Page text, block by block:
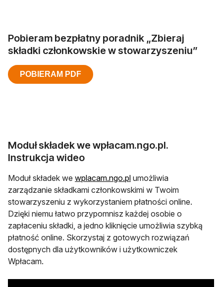
Pobieram bezpłatny poradnik „Zbieraj
składki członkowskie w stowarzyszeniu”
POBIERAM PDF
Moduł składek we wpłacam.ngo.pl.
Instrukcja wideo
Moduł składek we wplacam.ngo.pl umożliwia
zarządzanie składkami członkowskimi w Twoim
stowarzyszeniu z wykorzystaniem płatności online.
Dzięki niemu łatwo przypomnisz każdej osobie o
zapłaceniu składki, a jedno kliknięcie umożliwia szybką
płatność online. Skorzystaj z gotowych rozwiązań
dostępnych dla użytkowników i użytkowniczek
Wpłacam.